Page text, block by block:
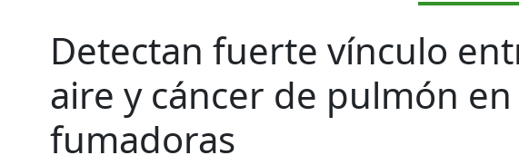
Detectan fuerte vínculo
aire y cáncer de pulmón
fumadoras